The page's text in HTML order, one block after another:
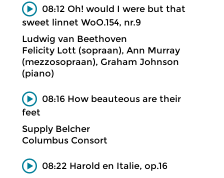
08:12 Oh! would I were but that
sweet linnet WoO.154, nr.9
Ludwig van Beethoven
Felicity Lott (sopraan), Ann Murray
(mezzosopraan), Graham Johnson
(piano)
08:16 How beauteous are their
feet
Supply Belcher
Columbus Consort
08:22 Harold en Italie, op.16